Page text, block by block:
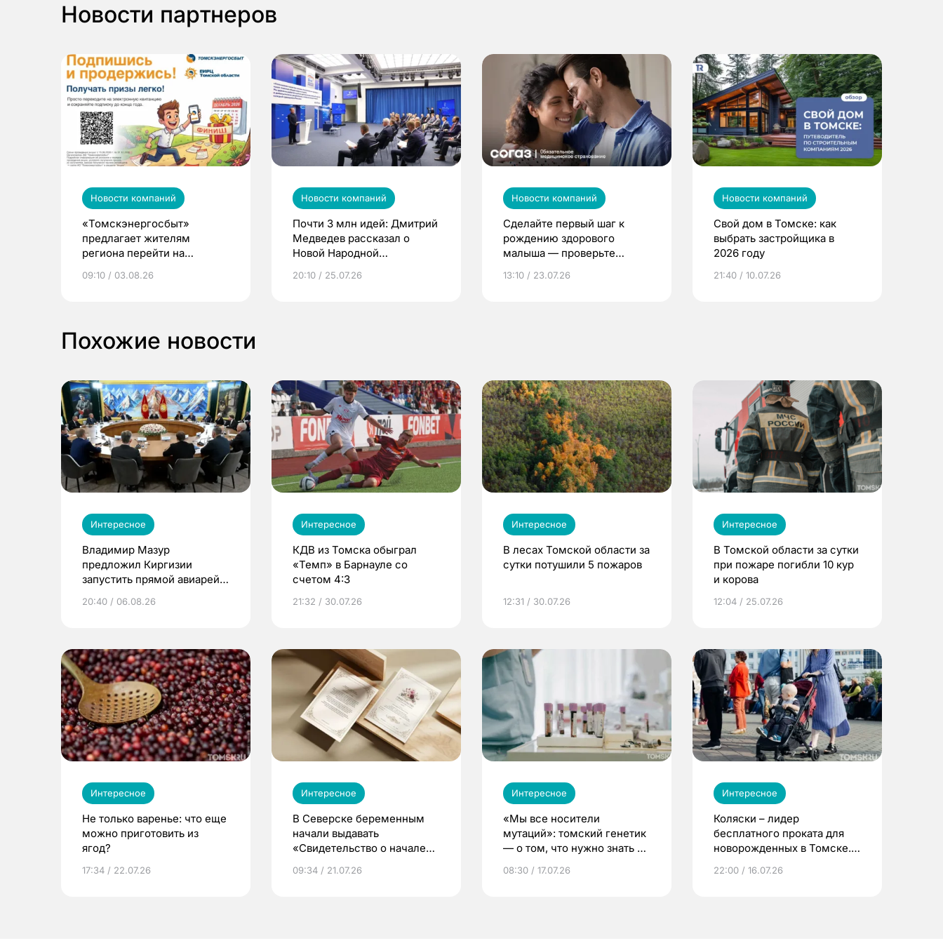
Новости партнеров
Новости компаний
«Томскэнергосбыт»
предлагает жителям
региона перейти на
выиграть призы
09:10 / 03.08.26
Новости компаний
Почти 3 млн идей: Дмитрий
Медведев рассказал о
Новой Народной
20:10 / 25.07.26
Новости компаний
Сделайте первый шаг к
рождению здорового
малыша — проверьте
по ОМС!
13:10 / 23.07.26
Новости компаний
Свой дом в Томске: как
выбрать застройщика в
2026 году
21:40 / 10.07.26
Похожие новости
Интересное
Владимир Мазур
предложил Киргизии
запустить прямой авиарейс
20:40 / 06.08.26
Интересное
КДВ из Томска обыграл
«Темп» в Барнауле со
счетом 4:3
21:32 / 30.07.26
Интересное
В лесах Томской области за
сутки потушили 5 пожаров
12:31 / 30.07.26
Интересное
В Томской области за сутки
при пожаре погибли 10 кур
и корова
12:04 / 25.07.26
Интересное
Не только варенье: что еще
можно приготовить из
ягод?
17:34 / 22.07.26
Интересное
В Северске беременным
начали выдавать
«Свидетельство о начале
09:34 / 21.07.26
Интересное
«Мы все носители
мутаций»: томский генетик
— о том, что нужно знать до
08:30 / 17.07.26
Интересное
Коляски – лидер
бесплатного проката для
новорожденных в Томске.
22:00 / 16.07.26